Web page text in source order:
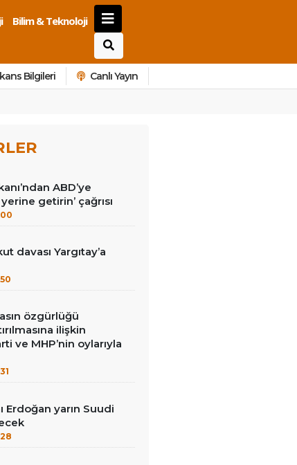
Bilim & Teknoloji
Bilgileri Canlı Yayın
ABD’ye
getirin’ çağrısı
davası Yargıtay’a
özgürlüğü
ilişkin
ve MHP’nin oylarıyla
Erdoğan yarın Suudi